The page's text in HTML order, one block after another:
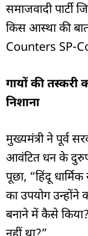
समाजवादी पार्टी
किस आस्था की
Counters SP-
गायों की तस्करी
निशाना
मुख्यमंत्री ने पूर्व
आवंटित धन के
पूछा, “हिंदू
का उपयोग उन्होंने
बनाने में कैसे